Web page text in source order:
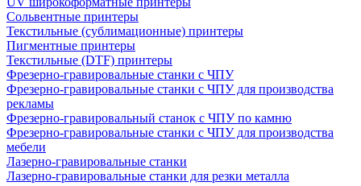
Сольвентные принтеры
Текстильные (сублимационные) принтеры
Пигментные принтеры
Текстильные (DTF) принтеры
Фрезерно-гравировальные станки с ЧПУ
Фрезерно-гравировальные станки с ЧПУ для производства
рекламы
Фрезерно-гравировальный станок с ЧПУ по камню
Фрезерно-гравировальные станки с ЧПУ для производства
мебели
Лазерно-гравировальные станки
Лазерно-гравировальные станки для резки металла